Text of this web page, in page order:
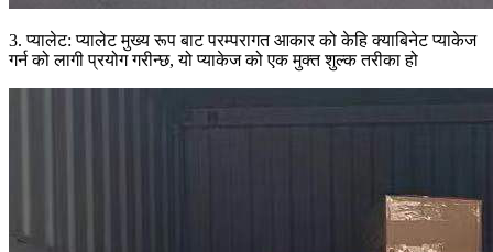
3. प्यालेट: प्यालेट मुख्य रूप बाट परम्परागत आकार को केहि क्याबिनेट प्याकेज
गर्न को लागी प्रयोग गरीन्छ, यो प्याकेज को एक मुक्त शुल्क तरीका हो